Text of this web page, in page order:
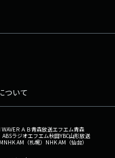
ついて
ＲＡＢ青森放送エフエム青森
ABSラジオエフエム秋田YBC山形放送
NHK AM（札幌） NHK AM（仙台）